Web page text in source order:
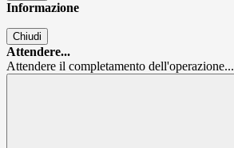
Informazione
Chiudi
Attendere...
Attendere il completamento dell'operazione...